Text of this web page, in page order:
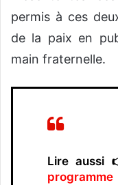
permis à ces
de la paix en
main fraternelle.
Lire aussi